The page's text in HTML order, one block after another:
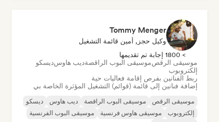
Tommy Menger
وكيل حجز, أمين قائمة التشغيل
> 1800 إجابة تم تقديمها
موسيقى الرقصموسيقى البوب الراقصةديب هاوسديسكو
إلكتروبوب
ربط الفنانين بفرص إقامة فعاليات حية
إضافة فنانين إلى قائمة (قوائم) التشغيل المؤثرة الخاصة بي
موسيقى الرقص موسيقى البوب الراقصة ديب هاوس
ديسكو
إلكتروبوب
موسيقى هاوس فرنسية
موسيقى البوب الفرنسية